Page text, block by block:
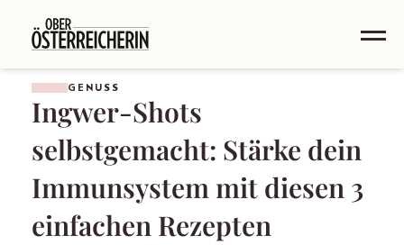
GENUSS
Ingwer-Shots
selbstgemacht: Stärke dein
Immunsystem mit diesen 3
einfachen Rezepten